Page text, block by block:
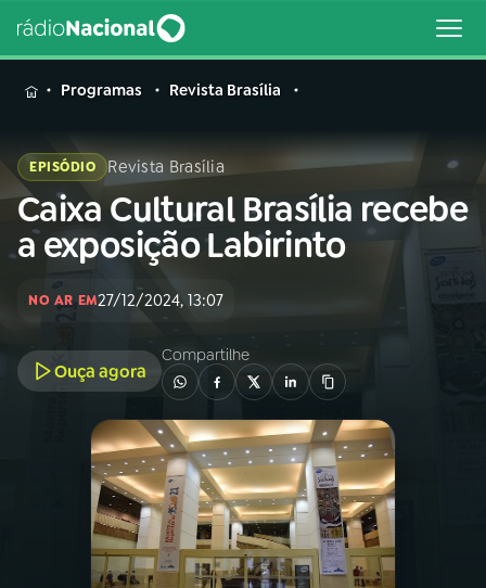
MENU
Buscar
na
Rádio
Buscar
01INÍCIO
A RÁDIO
PROGRAMAÇÃO
Programas Revista Brasília
EPISÓDIO Revista Brasília
Caixa Cultural Brasília recebe
a exposição Labirinto
NO AR EM27/12/2024, 13:07
Ouça agora
Compartilhe